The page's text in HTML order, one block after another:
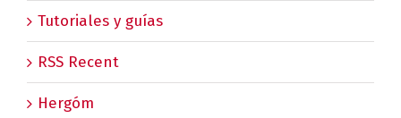
Tutoriales y guías
RSS Recent
Hergóm